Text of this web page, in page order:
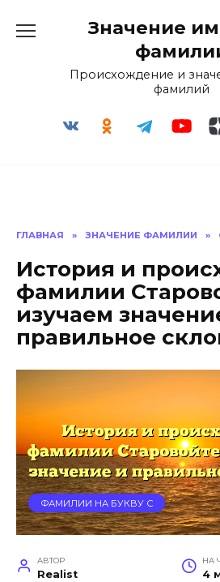
Значение
Происхождение и
фамилий
ГЛАВНАЯ » ЗНАЧЕНИЕ ФАМИЛИИ »
История и
фамилии
изучаем
правильное
ФАМИЛИИ НА БУКВУ С
АВТОР
Realist
НА
4